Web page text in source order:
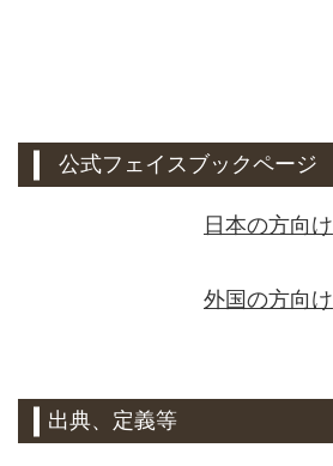
公式フェイスブックページ
日本の方向け
外国の方向け
出典、定義等